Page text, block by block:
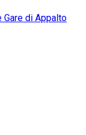
Gare di Appalto